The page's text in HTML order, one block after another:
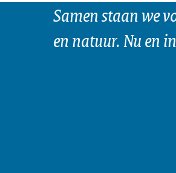
Samen staan we
en natuur. Nu en